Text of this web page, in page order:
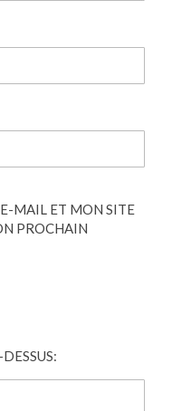
MAIL ET MON SITE
PROCHAIN